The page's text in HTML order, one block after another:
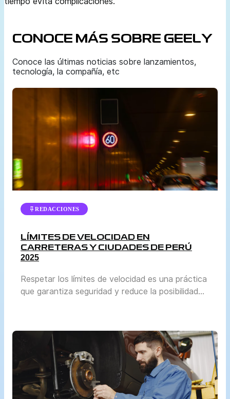
CONOCE MÁS SOBRE GEELY
Conoce las últimas noticias sobre lanzamientos,
tecnología, la compañía, etc
REDACCIONES
LÍMITES DE VELOCIDAD EN
CARRETERAS Y CIUDADES DE PERÚ
2025
Respetar los límites de velocidad es una práctica
que garantiza seguridad y reduce la posibilidad
parque automotor y a las condiciones reales de
tránsito en cada región. El Ministerio de
Transportes y Comunicaciones (MTC) y la
Superintendencia de Transporte Terrestre de […]